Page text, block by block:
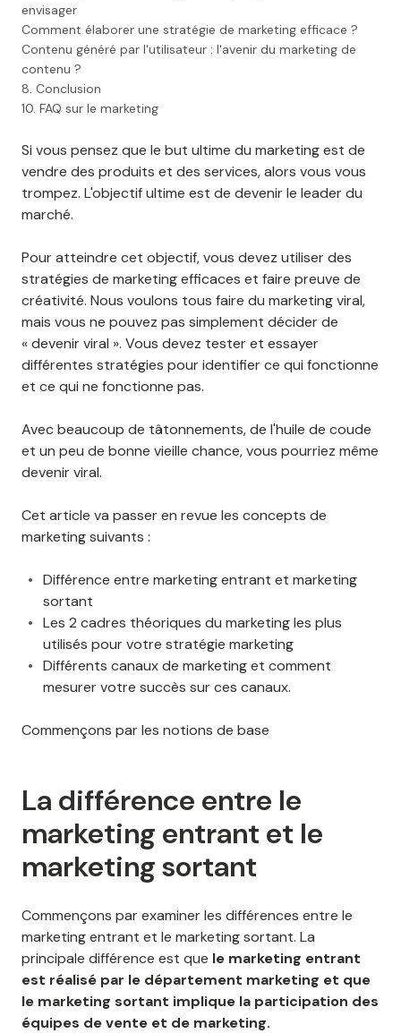
envisager
Comment élaborer une stratégie de marketing efficace ?
Contenu généré par l'utilisateur : l'avenir du marketing de
contenu ?
8. Conclusion
10. FAQ sur le marketing
Si vous pensez que le but ultime du marketing est de
vendre des produits et des services, alors vous vous
trompez. L'objectif ultime est de devenir le leader du
marché.
Pour atteindre cet objectif, vous devez utiliser des
stratégies de marketing efficaces et faire preuve de
créativité. Nous voulons tous faire du marketing viral,
mais vous ne pouvez pas simplement décider de
« devenir viral ». Vous devez tester et essayer
différentes stratégies pour identifier ce qui fonctionne
et ce qui ne fonctionne pas.
Avec beaucoup de tâtonnements, de l'huile de coude
et un peu de bonne vieille chance, vous pourriez même
devenir viral.
Cet article va passer en revue les concepts de
marketing suivants :
Différence entre marketing entrant et marketing
sortant
Les 2 cadres théoriques du marketing les plus
utilisés pour votre stratégie marketing
Différents canaux de marketing et comment
mesurer votre succès sur ces canaux.
Commençons par les notions de base
La différence entre le
marketing entrant et le
marketing sortant
Commençons par examiner les différences entre le
marketing entrant et le marketing sortant. La
principale différence est que le marketing entrant
est réalisé par le département marketing et que
le marketing sortant implique la participation des
équipes de vente et de marketing.